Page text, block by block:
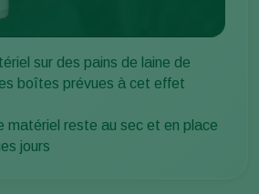
sur des pains de laine de
boîtes prévues à cet effet
matériel reste au sec et en place
jours